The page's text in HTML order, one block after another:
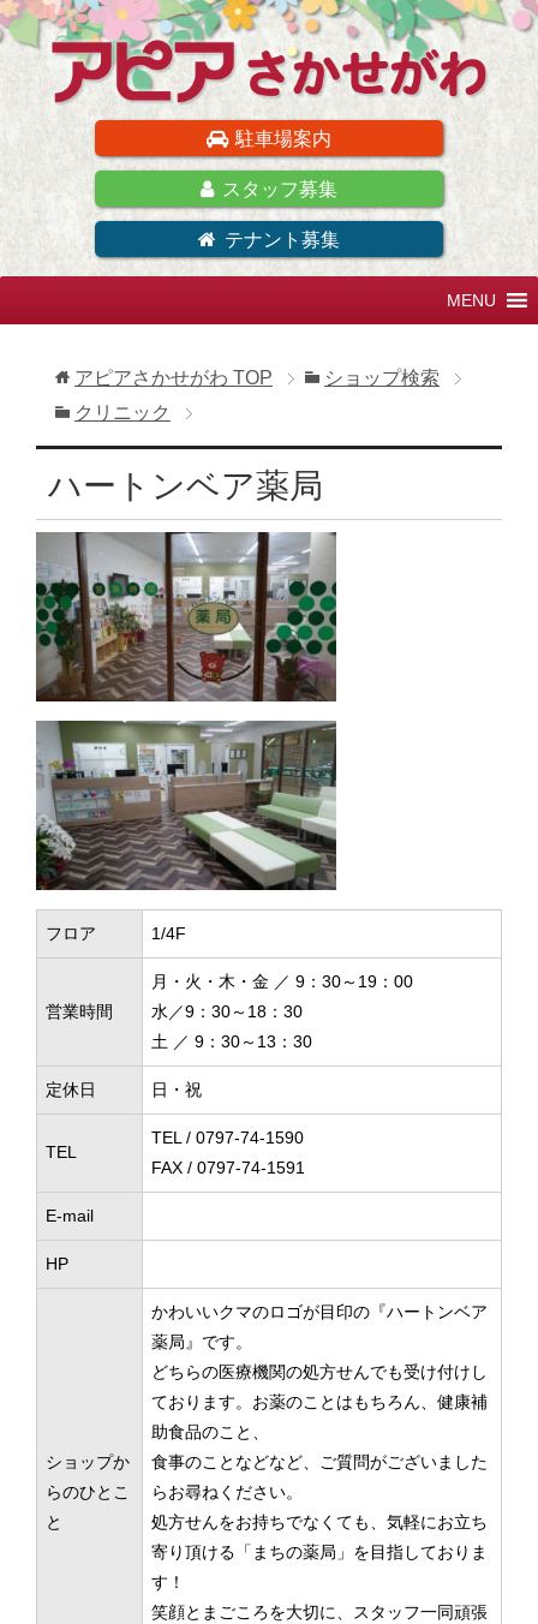
駐車場案内
スタッフ募集
テナント募集
アピアさかせがわ TOP
ショップ検索
クリニック
ハートンベア薬局
フロア 1/4F
営業時間
月・火・木・金 ／ 9：30～19：00
水／9：30～18：30
土 ／ 9：30～13：30
定休日 日・祝
TEL
TEL / 0797-74-1590
FAX / 0797-74-1591
E-mail
HP
ショップか
らのひとこ
と
かわいいクマのロゴが目印の『ハートンベア
薬局』です。
どちらの医療機関の処方せんでも受け付けし
ております。お薬のことはもちろん、健康補
助食品のこと、
食事のことなどなど、ご質問がございました
らお尋ねください。
処方せんをお持ちでなくても、気軽にお立ち
寄り頂ける「まちの薬局」を目指しておりま
す！
笑顔とまごころを大切に、スタッフ一同頑張